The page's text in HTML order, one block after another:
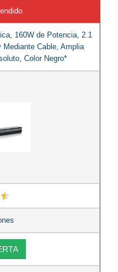
160W de Potencia, 2.1
Cable, Amplia
Color Negro*